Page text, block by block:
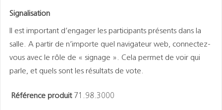
Signalisation
Il est important d’engager les participants présents dans la
salle. A partir de n’importe quel navigateur web, connectez-
vous avec le rôle de « signage ». Cela permet de voir qui
parle, et quels sont les résultats de vote.
Référence produit 71.98.3000